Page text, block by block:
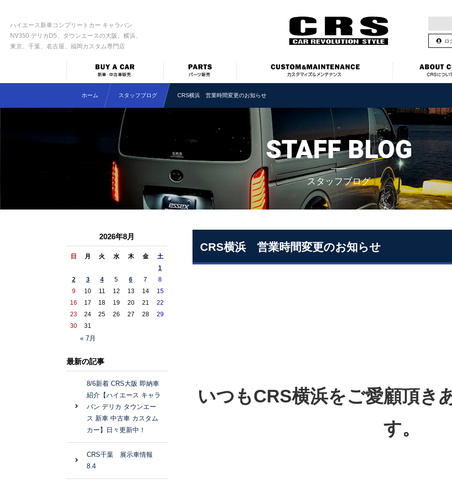
ハイエース新車コンプリートカー キャラバン
NV350 デリカD5、タウンエースの大阪、横浜、
東京、千葉、名古屋、福岡カスタム専門店
ロ
ホーム スタッフブログ CRS横浜 営業時間変更のお知らせ
STAFF BLOG
スタッフブログ
CRS横浜 営業時間変更のお知らせ
いつもCRS横浜をご愛顧頂き
す。
2026年8月
日 月 火 水 木 金 土
« 7月
1
2
3 4 5 6 7
8
9
10 11 12 13 14
15
16
17 18 19 20 21
22
23
24 25 26 27 28
29
30
31
最新の記事
8/6新着 CRS大阪 即納車
紹介【ハイエース キャラ
バン デリカ タウンエー
ス 新車 中古車 カスタム
カー】日々更新中！
CRS千葉 展示車情報
8.4